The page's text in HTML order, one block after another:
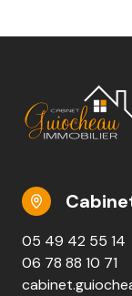
05 49 42 55 14
06 78 88 10 71